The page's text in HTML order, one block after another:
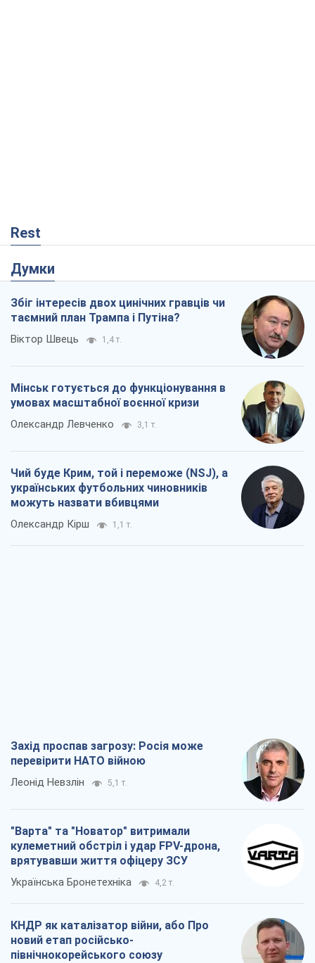
Rest
Думки
Збіг інтересів двох цинічних гравців чи
таємний план Трампа і Путіна?
Віктор Швець 1,4 т.
Мінськ готується до функціонування в
умовах масштабної воєнної кризи
Олександр Левченко 3,1 т.
Чий буде Крим, той і переможе (NSJ), а
українських футбольних чиновників
можуть назвати вбивцями
Олександр Кірш 1,1 т.
Захід проспав загрозу: Росія може
перевірити НАТО війною
Леонід Невзлін 5,1 т.
"Варта" та "Новатор" витримали
кулеметний обстріл і удар FPV-дрона,
врятувавши життя офіцеру ЗСУ
Українська Бронетехніка 4,2 т.
КНДР як каталізатор війни, або Про
новий етап російсько-
північнокорейського союзу